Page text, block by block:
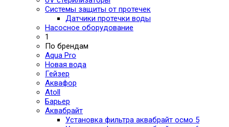
Системы защиты от протечек
Датчики протечки воды
Насосное оборудование
1
По брендам
Aqua Pro
Новая вода
Гейзер
Аквафор
Atoll
Барьер
Аквабрайт
Установка фильтра аквабрайт осмо 5